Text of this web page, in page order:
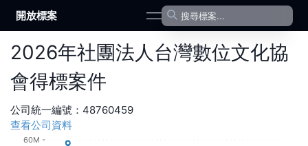
開放標案 open navigation menu
2026年社團法人台灣數位文化協
會得標案件
公司統一編號： 48760459
查看公司資料
60M